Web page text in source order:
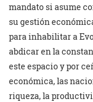
mandato si asume
su gestión
para inhabilitar a
abdicar en la
este espacio y por
económica, las
riqueza, la